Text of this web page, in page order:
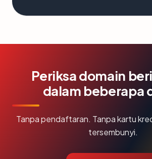
Periksa domain
dalam beberapa
Tanpa pendaftaran. Tanpa kartu
tersembunyi.